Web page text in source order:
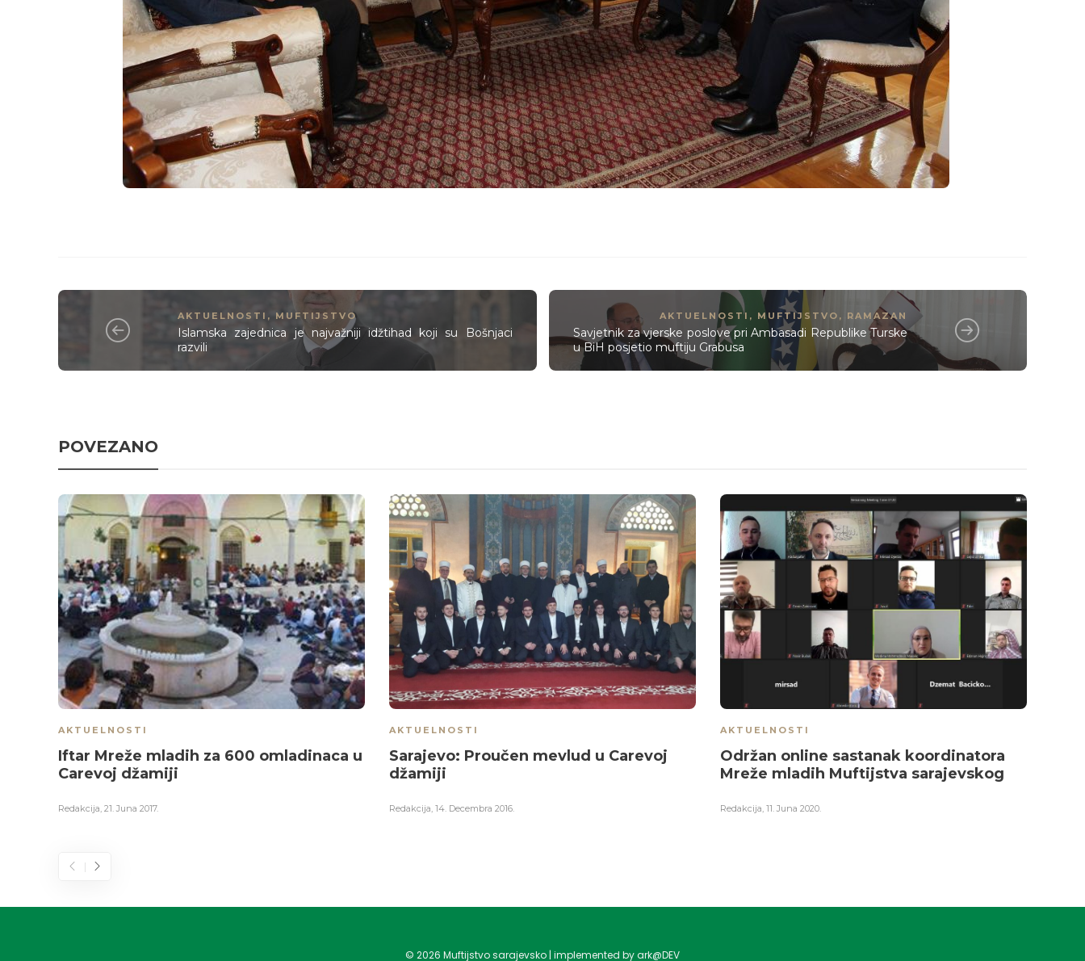
AKTUELNOSTI , MUFTIJSTVO
Islamska zajednica je najvažniji idžtihad koji su Bošnjaci
razvili
AKTUELNOSTI , MUFTIJSTVO , RAMAZAN
Savjetnik za vjerske poslove pri Ambasadi Republike Turske
u BiH posjetio muftiju Grabusa
POVEZANO
AKTUELNOSTI
Iftar Mreže mladih za 600 omladinaca u
Carevoj džamiji
Redakcija, 21. Juna 2017.
AKTUELNOSTI
Sarajevo: Proučen mevlud u Carevoj
džamiji
Redakcija, 14. Decembra 2016.
AKTUELNOSTI
Održan online sastanak koordinatora
Mreže mladih Muftijstva sarajevskog
Redakcija, 11. Juna 2020.
© 2026 Muftijstvo sarajevsko | implemented by ark@DEV